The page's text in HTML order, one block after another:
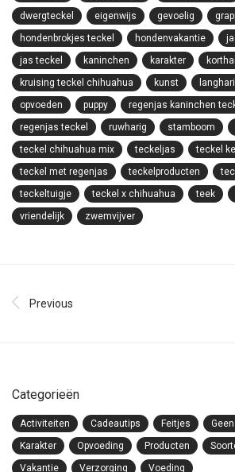
dwergteckel
eigenwijs gevoelig
hondenbrokjes teckel
hondenvakantie
jas teckel
kaninchen karakter
kruising teckel chihuahua
kunst
opvoeden
puppy
regenjas kaninchen
regenjas teckel
ruwharig stamboom
teckel chihuahua mix
teckeljas
teckel
teckel met regenjas
teckelproducten
teckeltuigje
teckel x chihuahua teek
vriendelijk
zwemvijver
Previous
Categorieën
Activiteiten Cadeautips Feitjes
Karakter
Opvoeding Producten
Vakantie
Verzorging Voeding